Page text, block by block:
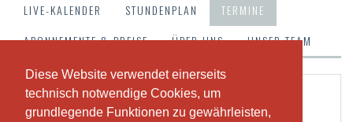
Diese Website verwendet einerseits
technisch notwendige Cookies, um
grundlegende Funktionen zu gewährleisten,
Diese Website verwendet einerseits
technisch notwendige Cookies, um
grundlegende Funktionen zu gewährleisten,
LIVE-KALENDER STUNDENPLAN
TERMINE
ABONNEMENTE & PREISE
ÜBER UNS UNSER TEAM
Studiomiete